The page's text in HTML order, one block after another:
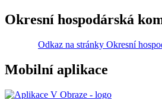
Okresní hospodárská
Odkaz na stránky Okresní
Mobilní aplikace